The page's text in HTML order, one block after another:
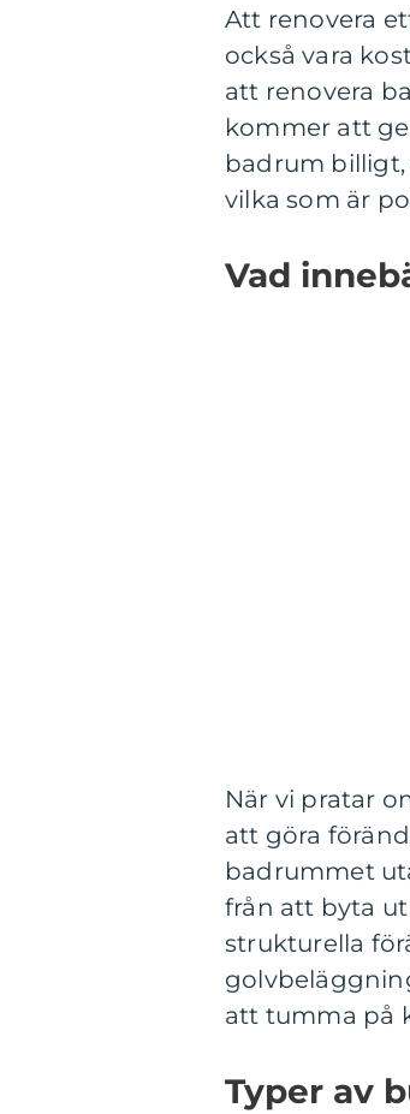
Att renovera
också vara
att renovera
kommer att
badrum
vilka som är
Vad
När vi pratar
att göra
badrummet
från att byta
strukturella
att tumma på
Typer av